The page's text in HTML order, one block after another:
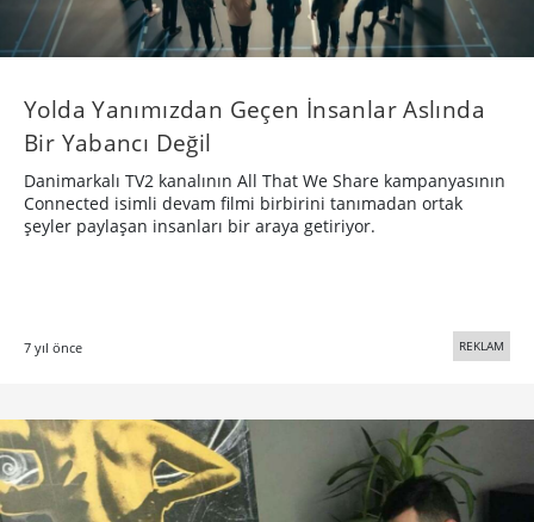
Yolda Yanımızdan Geçen İnsanlar Aslında
Bir Yabancı Değil
Danimarkalı TV2 kanalının All That We Share kampanyasının
Connected isimli devam filmi birbirini tanımadan ortak
şeyler paylaşan insanları bir araya getiriyor.
7 yıl önce REKLAM